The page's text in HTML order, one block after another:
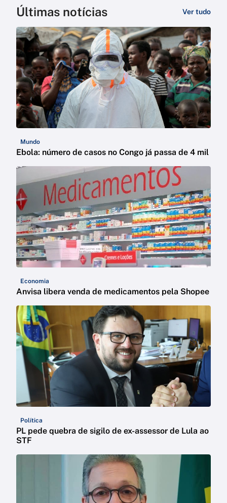
Últimas notícias Ver tudo
Mundo
Ebola: número de casos no Congo já passa de 4 mil
Economia
Anvisa libera venda de medicamentos pela Shopee
Política
PL pede quebra de sigilo de ex-assessor de Lula ao
STF